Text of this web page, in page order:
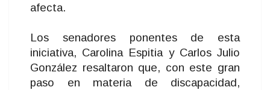
afecta.
Los senadores ponentes de esta
iniciativa, Carolina Espitia y Carlos Julio
González resaltaron que, con este gran
paso en materia de discapacidad,